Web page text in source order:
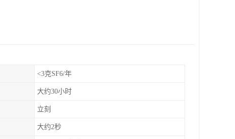
<3克SF6/年
大约30小时
立刻
大约2秒